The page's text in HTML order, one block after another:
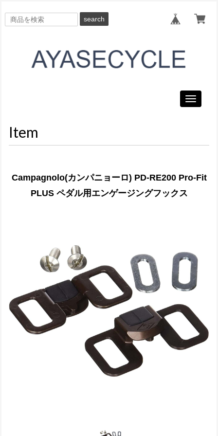
search
Toggle
Item
Campagnolo(カンパニョーロ) PD-RE200 Pro-Fit
PLUS ペダル用エンゲージングフックス